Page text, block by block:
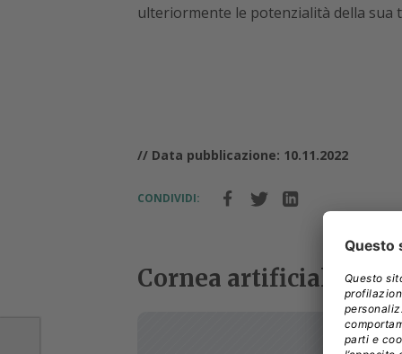
ulteriormente le potenzialità della sua
// Data pubblicazione: 10.11.2022
CONDIVIDI:
Cornea artificiale: